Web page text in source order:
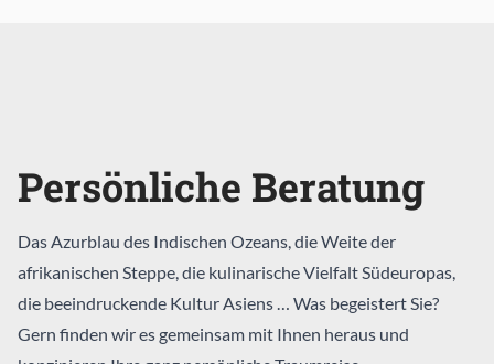
Persönliche Beratung
Das Azurblau des Indischen Ozeans, die Weite der
afrikanischen Steppe, die kulinarische Vielfalt Südeuropas,
die beeindruckende Kultur Asiens … Was begeistert Sie?
Gern finden wir es gemeinsam mit Ihnen heraus und